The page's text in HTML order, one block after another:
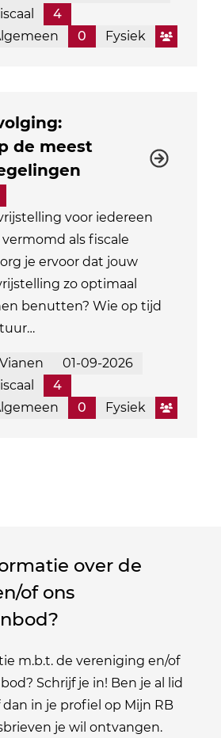
4
0 Fysiek
de meest
voor iedereen
als fiscale
je ervoor dat jouw
zo optimaal
benutten? Wie op tijd
01-09-2026
4
0 Fysiek
over de
of ons
m.b.t. de vereniging en/of
Schrijf je in! Ben je al lid
dan in je profiel op Mijn RB
je wil ontvangen.